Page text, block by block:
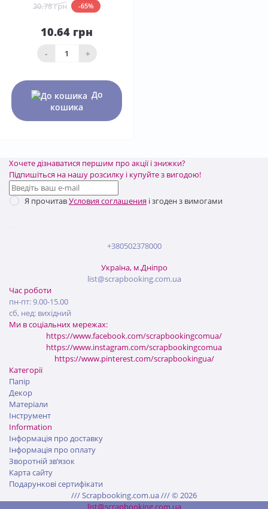
30.78 грн -65%
10.64 грн
- +
До
кошика
Хочете дізнаватися першим про акції і знижки?
Підпишіться на нашу розсилку і купуйте з вигодою!
Я прочитавУсловия соглашения і згоден з вимогами
+380502378000
Україна, м.Дніпро
list@scrapbooking.com.ua
Категорії
Папір
Декор
Матеріали
Інструмент
Information
Інформація про доставку
Інформація про оплату
Зворотній зв’язок
Карта сайту
Подарункові сертифікати
Час роботи
пн-пт: 9.00-15.00
сб, нед: вихідний
Ми в соціальних мережах:
https://www.facebook.com/scrapbookingcomua/
https://www.instagram.com/scrapbookingcomua
https://www.pinterest.com/scrapbookingua/
/// Scrapbooking.com.ua /// © 2026
list@scrapbooking.com.ua